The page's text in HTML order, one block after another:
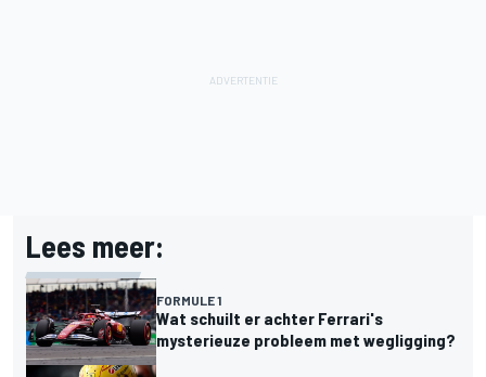
Lees meer:
FORMULE 1
Wat schuilt er achter Ferrari's
mysterieuze probleem met wegligging?